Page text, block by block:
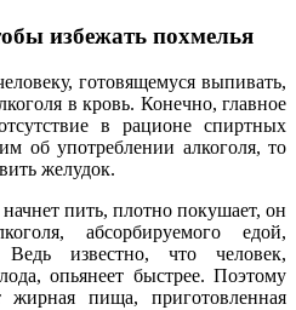
избежать похмелья
готовящемуся выпивать,
в кровь. Конечно, главное
в рационе спиртных
об употреблении алкоголя, то
желудок.
пить, плотно покушает, он
абсорбируемого едой,
известно, что человек,
опьянеет быстрее. Поэтому
пища, приготовленная